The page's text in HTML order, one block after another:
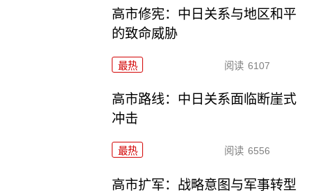
高市修宪：中日关系与地区和平
的致命威胁
最热 阅读 6107
高市路线：中日关系面临断崖式
冲击
最热 阅读 6556
高市扩军：战略意图与军事转型